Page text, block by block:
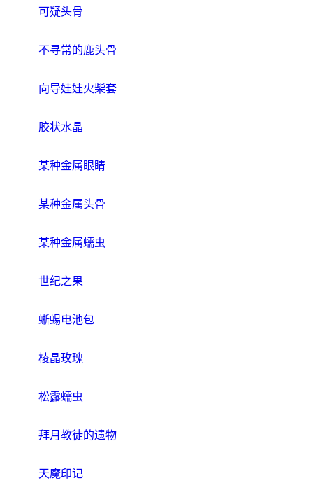
可疑头骨
不寻常的鹿头骨
向导娃娃火柴套
胶状水晶
某种金属眼睛
某种金属头骨
某种金属蠕虫
世纪之果
蜥蜴电池包
棱晶玫瑰
松露蠕虫
拜月教徒的遗物
天魔印记